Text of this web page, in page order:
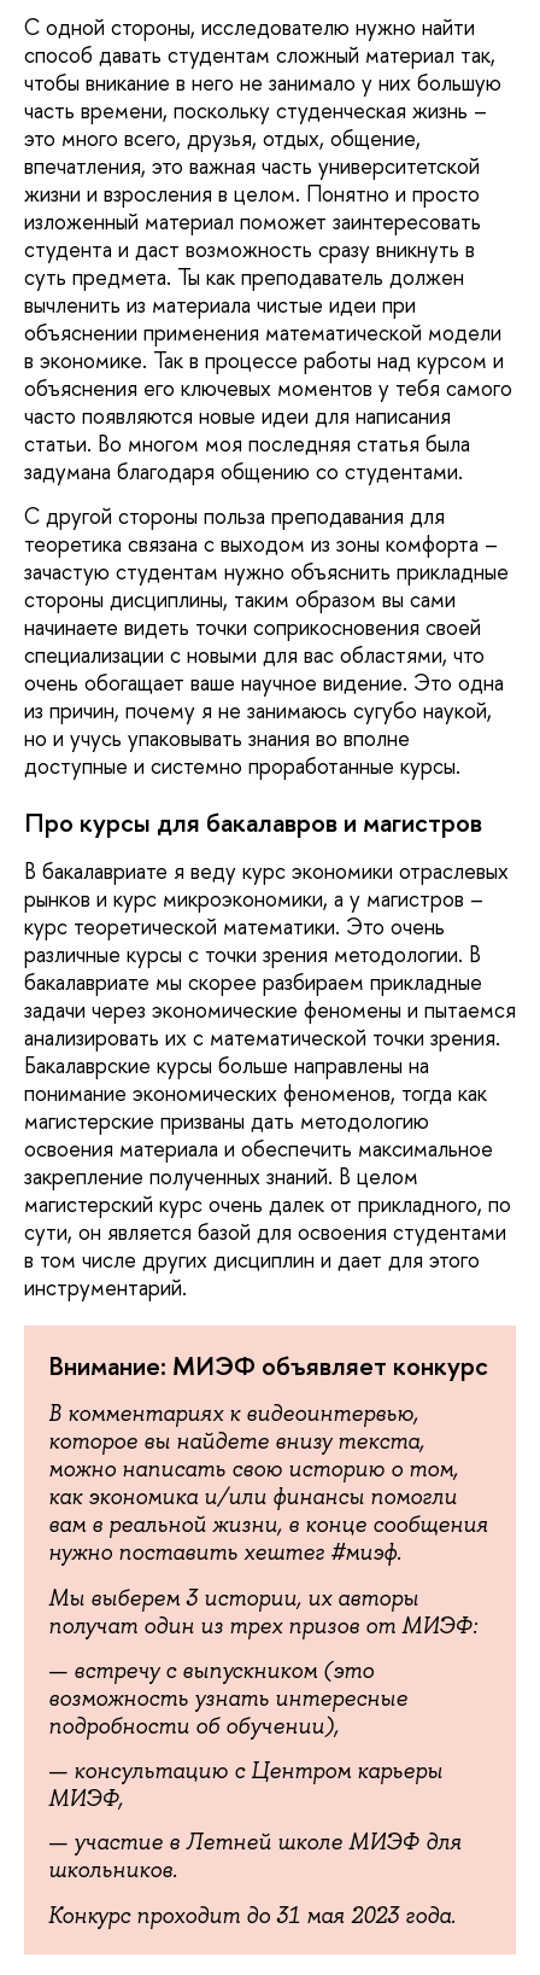
С одной стороны, исследователю нужно найти
способ давать студентам сложный материал так,
чтобы вникание в него не занимало у них большую
часть времени, поскольку студенческая жизнь –
это много всего, друзья, отдых, общение,
впечатления, это важная часть университетской
жизни и взросления в целом. Понятно и просто
изложенный материал поможет заинтересовать
студента и даст возможность сразу вникнуть в
суть предмета. Ты как преподаватель должен
вычленить из материала чистые идеи при
объяснении применения математической модели
в экономике. Так в процессе работы над курсом и
объяснения его ключевых моментов у тебя самого
часто появляются новые идеи для написания
статьи. Во многом моя последняя статья была
задумана благодаря общению со студентами.
С другой стороны польза преподавания для
теоретика связана с выходом из зоны комфорта –
зачастую студентам нужно объяснить прикладные
стороны дисциплины, таким образом вы сами
начинаете видеть точки соприкосновения своей
специализации с новыми для вас областями, что
очень обогащает ваше научное видение. Это одна
из причин, почему я не занимаюсь сугубо наукой,
но и учусь упаковывать знания во вполне
доступные и системно проработанные курсы.
Про курсы для бакалавров и магистров
В бакалавриате я веду курс экономики отраслевых
рынков и курс микроэкономики, а у магистров –
курс теоретической математики. Это очень
различные курсы с точки зрения методологии. В
бакалавриате мы скорее разбираем прикладные
задачи через экономические феномены и пытаемся
анализировать их с математической точки зрения.
Бакалаврские курсы больше направлены на
понимание экономических феноменов, тогда как
магистерские призваны дать методологию
освоения материала и обеспечить максимальное
закрепление полученных знаний. В целом
магистерский курс очень далек от прикладного, по
сути, он является базой для освоения студентами
в том числе других дисциплин и дает для этого
инструментарий.
Внимание: МИЭФ объявляет конкурс
В комментариях к видеоинтервью,
которое вы найдете внизу текста,
можно написать свою историю о том,
как экономика и/или финансы помогли
вам в реальной жизни, в конце сообщения
нужно поставить хештег #миэф.
Мы выберем 3 истории, их авторы
получат один из трех призов от МИЭФ:
встречу с выпускником (это
возможность узнать интересные
подробности об обучении),
консультацию с Центром карьеры
МИЭФ,
участие в Летней школе МИЭФ для
школьников.
Конкурс проходит до 31 мая 2023 года.